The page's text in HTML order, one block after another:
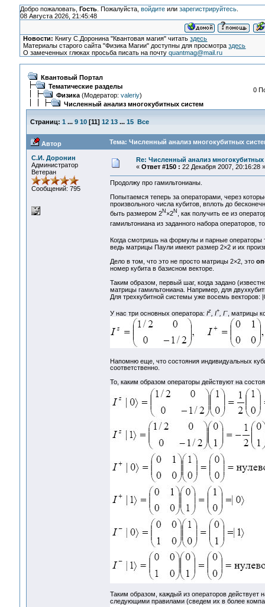
Добро пожаловать, Гость. Пожалуйста, войдитеили зарегистрируйтесь.
08 Августа 2026, 21:45:48
Новости: Книгу С.Доронина "Квантовая магия" читатьздесь
Материалы старого сайта "Физика Магии" доступны для просмотраздесь
О замеченных глюках просьба писать на почтуquantmag@mail.ru
Квантовый Портал
Тематические разделы
Физика(Модератор: valeriy)
Численный анализ многокубитных систем
0
Страниц: 1 ... 9 10[11] 12 13 ... 15 Все
Автор Тема: Численный анализ многокубитных
С.И. Доронин
Администратор
Ветеран
Сообщений: 795
Re: Численный анализ многокубитных
« Ответ #150 : 22 Декабря 2007, 20:16:28 »
Продолжу про гамильтонианы.
Попытаемся теперь за операторами, через
произвольного числа кубитов, вплоть до
быть размером 2N×2N , как получить ее из
гамильтониана из заданного набора операторов,
Когда смотришь на формулы и парные операторы
ведь матрицы Паули имеют размер 2×2 и их
Дело в том, что это не просто матрицы 2×2, это
номер кубита в базисном векторе.
Таким образом, первый шаг, когда задано
матрицы гамильтониана. Например, для
Для трехкубитной системы уже восемь векторов:
У нас три основных оператора: Iz , I+, I–, матрицы
Напомню еще, что состояния индивидуальных
соответственно.
То, каким образом операторы действуют на
Таким образом, каждый из операторов действует
следующими правилами (сведем их в более